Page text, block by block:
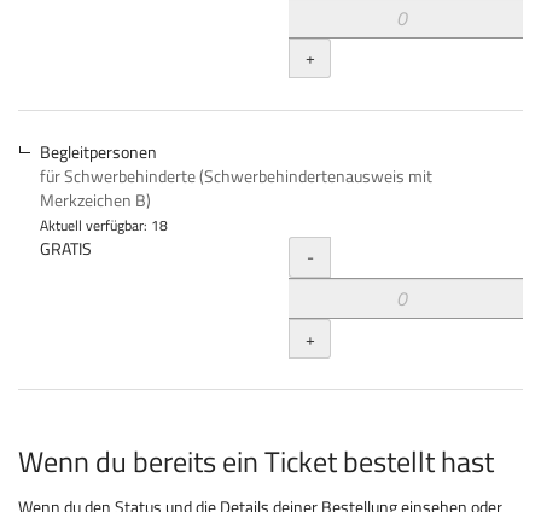
+
Begleitpersonen
für Schwerbehinderte (Schwerbehindertenausweis mit
Merkzeichen B)
Aktuell verfügbar: 18
GRATIS Menge
-
+
Wenn du bereits ein Ticket bestellt hast